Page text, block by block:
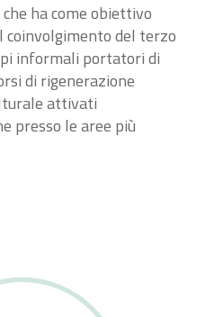
ha come obiettivo
del terzo
informali portatori di
di rigenerazione
attivati
presso le aree più